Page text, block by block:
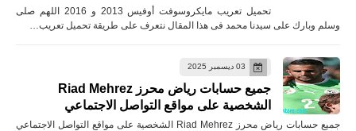
تحميل تعريب مايكروسوفت أوفيس 2013 و 2016 اللهم صلى
وسلم وبارك على سيدنا محمد فى هذا المقال نتعرف على طريقة تحميل تعريب…
03 ديسمبر 2025
جميع حسابات رياض محرز Riad Mehrez
الشخصية على مواقع التواصل الاجتماعي
جميع حسابات رياض محرز Riad Mehrez الشخصية على مواقع التواصل الاجتماعي